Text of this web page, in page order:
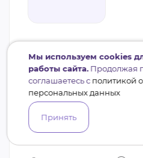
РЕГИОНАЛЬНАЯ
ОРГАНИЗАЦИЯ ПО
ПОТРЕБИТЕЛЕЙ В
МАНСИЙСКОМ
ЮГРЕ АЛЬТЕРНАТИВА
Наука и образование,
Мы используем cookies
работы сайта.Продолжая
соглашаетесь сполитикой
персональных данных
Принять